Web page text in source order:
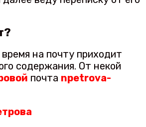
на почту приходит
содержания. От некой
почта npetrova-